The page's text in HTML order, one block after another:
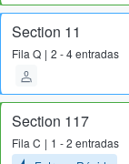
Section 11
Fila Q 2 - 4 entradas
Section 117
Fila C
1 - 2 entradas